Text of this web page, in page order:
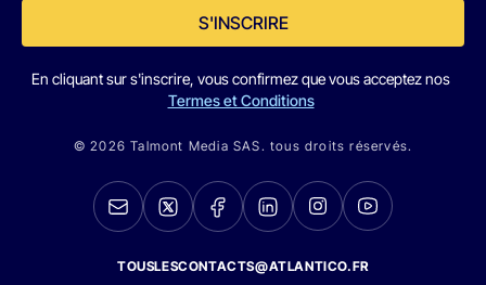
S'INSCRIRE
En cliquant sur s'inscrire, vous confirmez que vous acceptez nos
Termes et Conditions
© 2026 Talmont Media SAS. tous droits réservés.
TOUSLESCONTACTS@ATLANTICO.FR